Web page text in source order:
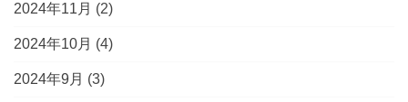
2024年11月 (2)
2024年10月 (4)
2024年9月 (3)